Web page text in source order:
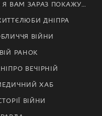
Я ВАМ ЗАРАЗ ПОКАЖУ…
ДНІПРА
ВІЙНИ
РАНОК
ВЕЧІРНІЙ
ХАБ
ВІЙНИ